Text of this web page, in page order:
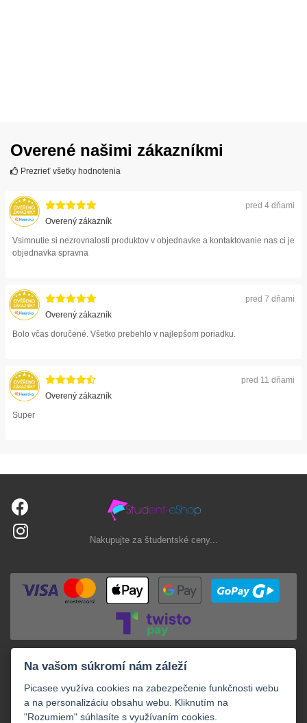
Overené našimi zákazníkmi
Prezrieť všetky hodnotenia
pred 4 dňami
Overený zákazník
Vsimnutie si nezrovnalosti produktov v objednavke a kontaktovanie nas ci je
objednavka spravna
pred 7 dňami
Overený zákazník
Bolo včas doručené. Všetko prebehlo v najlepšom poriadku.
pred 11 dňami
Overený zákazník
Super
Nakupujte za študentské ceny...
Na vašom súkromí nám záleží
Picasee využíva cookies na zabezpečenie funkčnosti webu
a na personalizáciu obsahu webu. Kliknutím na
"Rozumiem" súhlasíte s využívaním cookies.